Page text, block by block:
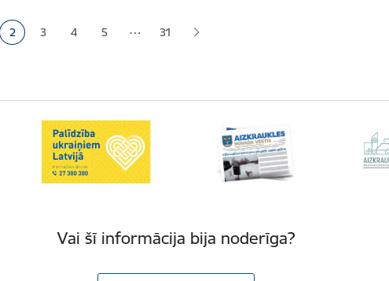
Pašreizējā lapa
2 Lapa
3 Lapa
4 Lapa
5 … 31
Vai šī informācija bija noderīga?